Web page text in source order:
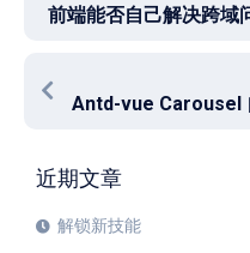
前端能否自己解决跨域
Antd-vue Carousel
近期文章
解锁新技能